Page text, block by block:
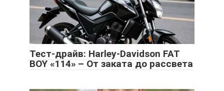
Тест-драйв: Harley-Davidson FAT
BOY «114» – От заката до рассвета